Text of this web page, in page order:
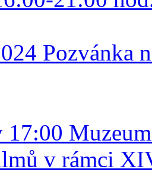
Pozvánka
17:00
v rámci